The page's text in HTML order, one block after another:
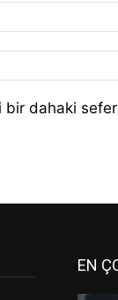
dahaki
EN